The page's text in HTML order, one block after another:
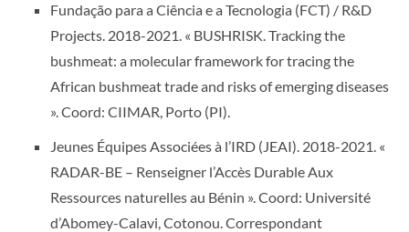
Fundação para a Ciência e a Tecnologia (FCT) / R&D
Projects. 2018-2021. « BUSHRISK. Tracking the
bushmeat: a molecular framework for tracing the
African bushmeat trade and risks of emerging diseases
». Coord: CIIMAR, Porto (PI).
Jeunes Équipes Associées à l’IRD (JEAI). 2018-2021. «
RADAR-BE – Renseigner l’Accès Durable Aux
Ressources naturelles au Bénin ». Coord: Université
d’Abomey-Calavi, Cotonou. Correspondant